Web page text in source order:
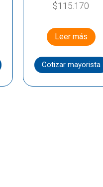
$115.170
Leer más
Cotizar mayorista